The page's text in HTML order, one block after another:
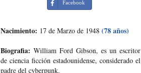
Facebook
Nacimiento: 17 de Marzo de 1948 (78 años)
Biografia: William Ford Gibson, es un escritor
de ciencia ficción estadounidense, considerado el
padre del cyberpunk.